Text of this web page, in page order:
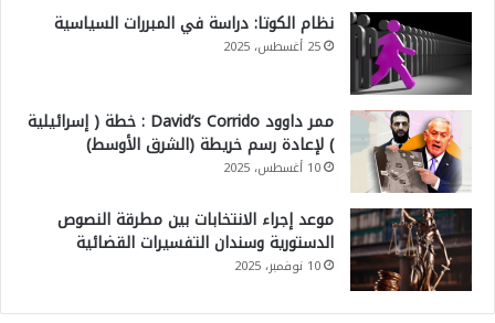
نظام الكوتا: دراسة في المبررات السياسية
25 أغسطس، 2025
ممر داوود David’s Corrido : خطة ( إسرائيلية
) لإعادة رسم خريطة (الشرق الأوسط)
10 أغسطس، 2025
موعد إجراء الانتخابات بين مطرقة النصوص
الدستورية وسندان التفسيرات القضائية
10 نوفمبر، 2025